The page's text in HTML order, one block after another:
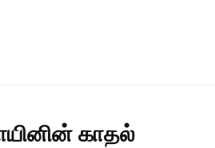
காதல்